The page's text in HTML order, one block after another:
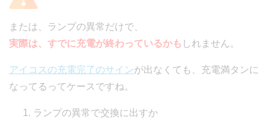
または、ランプの異常だけで、
実際は、すでに充電が終わっているかも しれません。
アイコスの充電完了のサインが出なくても、充電満タンに
なってるってケースですね。
ランプの異常で交換に出すか